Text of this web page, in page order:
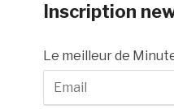
Inscription
Le meilleur de